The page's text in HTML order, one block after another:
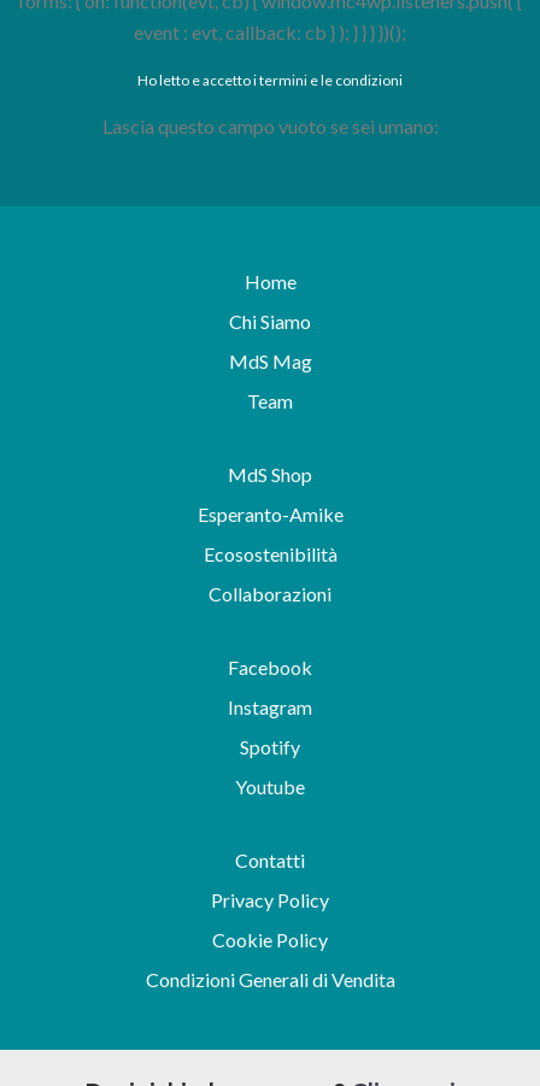
event : evt, callback: cb } ); } } } })();
Ho letto e accetto i termini e le condizioni
Lascia questo campo vuoto se sei umano:
Home
Chi Siamo
MdS Mag
Team
MdS Shop
Esperanto-Amike
Ecosostenibilità
Collaborazioni
Facebook
Instagram
Spotify
Youtube
Contatti
Privacy Policy
Cookie Policy
Condizioni Generali di Vendita